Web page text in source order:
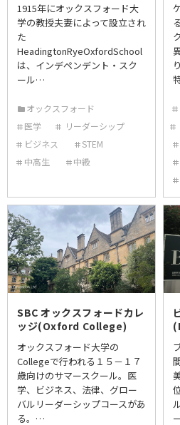
1915年にオックスフォード大
学の教授夫妻によって設立され
た
HeadingtonRyeOxfordSchool
は、インデペンデント・スク
ール…
オックスフォード
医学
リーダーシップ
ビジネス
STEM
中高生
中級
SBC オックスフォードカレ
ッジ(Oxford College)
オックスフォード大学の
Collegeで行われる１５－１７
歳向けのサマースクール。医
学、ビジネス、法律、グロー
バルリーダーシップコースがあ
る。…